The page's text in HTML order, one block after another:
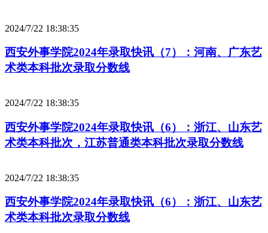
2024/7/22 18:38:35
西安外事学院2024年录取快讯（7）：河南、广东艺
术类本科批次录取分数线
2024/7/22 18:38:35
西安外事学院2024年录取快讯（6）：浙江、山东艺
术类本科批次，江苏普通类本科批次录取分数线
2024/7/22 18:38:35
西安外事学院2024年录取快讯（6）：浙江、山东艺
术类本科批次录取分数线